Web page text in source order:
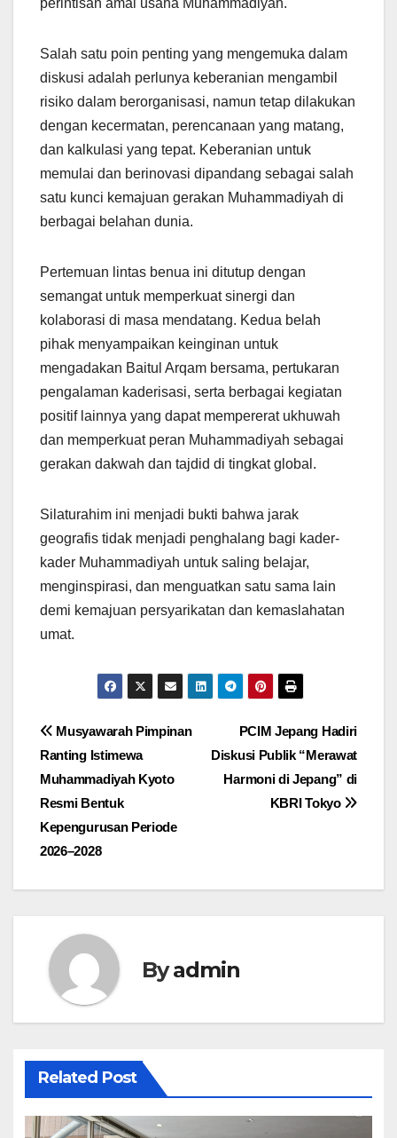
Salah satu poin penting yang mengemuka dalam
diskusi adalah perlunya keberanian mengambil
risiko dalam berorganisasi, namun tetap dilakukan
dengan kecermatan, perencanaan yang matang,
dan kalkulasi yang tepat. Keberanian untuk
memulai dan berinovasi dipandang sebagai salah
satu kunci kemajuan gerakan Muhammadiyah di
berbagai belahan dunia.
Pertemuan lintas benua ini ditutup dengan
semangat untuk memperkuat sinergi dan
kolaborasi di masa mendatang. Kedua belah
pihak menyampaikan keinginan untuk
mengadakan Baitul Arqam bersama, pertukaran
pengalaman kaderisasi, serta berbagai kegiatan
positif lainnya yang dapat mempererat ukhuwah
dan memperkuat peran Muhammadiyah sebagai
gerakan dakwah dan tajdid di tingkat global.
Silaturahim ini menjadi bukti bahwa jarak
geografis tidak menjadi penghalang bagi kader-
kader Muhammadiyah untuk saling belajar,
menginspirasi, dan menguatkan satu sama lain
demi kemajuan persyarikatan dan kemaslahatan
umat.
Post
navigation
PCIM Jepang Hadiri
Diskusi Publik “Merawat
Harmoni di Jepang” di
KBRI Tokyo
Musyawarah Pimpinan
Ranting Istimewa
Muhammadiyah Kyoto
Resmi Bentuk
Kepengurusan Periode
2026–2028
Byadmin
Related Post